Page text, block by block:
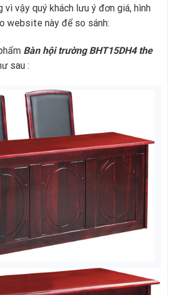
vậy quý khách lưu ý đơn giá, hình
website này để so sánh:
Bàn hội trường BHT15DH4the
sau :